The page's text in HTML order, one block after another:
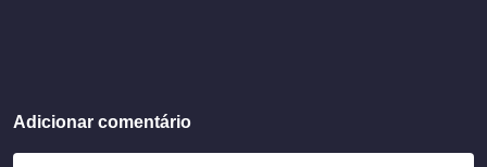
Adicionar comentário